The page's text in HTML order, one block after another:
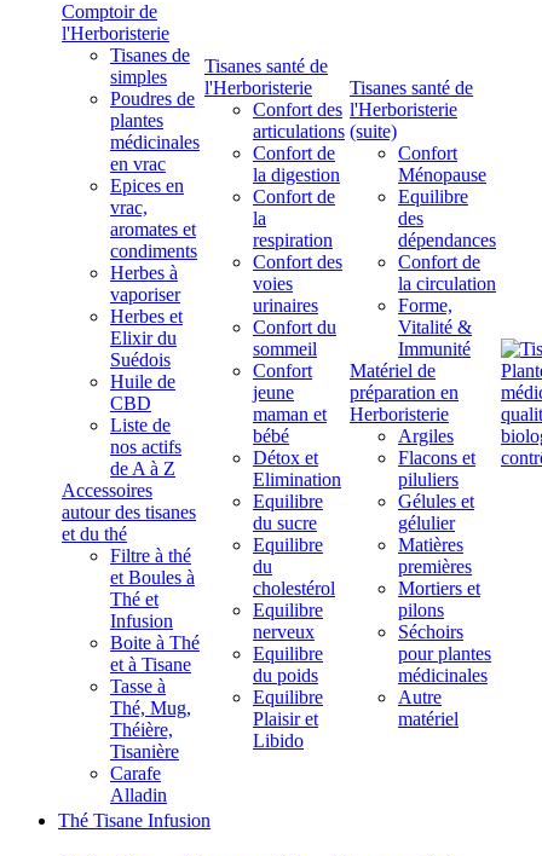
Comptoir de
l'Herboristerie
Tisanes de
simples
Poudres de
plantes
médicinales
en vrac
Epices en
vrac,
aromates et
condiments
Herbes à
vaporiser
Herbes et
Elixir du
Suédois
Huile de
CBD
Liste de
nos actifs
de A à Z
Accessoires
autour des tisanes
et du thé
Filtre à thé
et Boules à
Thé et
Infusion
Boite à Thé
et à Tisane
Tasse à
Thé, Mug,
Théière,
Tisanière
Carafe
Alladin
Tisanes santé de
l'Herboristerie
Confort des
articulations
Confort de
la digestion
Confort de
la
respiration
Confort des
voies
urinaires
Confort du
sommeil
Confort
jeune
maman et
bébé
Détox et
Elimination
Equilibre
du sucre
Equilibre
du
cholestérol
Equilibre
nerveux
Equilibre
du poids
Equilibre
Plaisir et
Libido
Tisanes santé de
l'Herboristerie
(suite)
Confort
Ménopause
Equilibre
des
dépendances
Confort de
la circulation
Forme,
Vitalité &
Immunité
Matériel de
préparation en
Herboristerie
Argiles
Flacons et
piluliers
Gélules et
gélulier
Matières
premières
Mortiers et
pilons
Séchoirs
pour plantes
médicinales
Autre
matériel
Thé Tisane Infusion